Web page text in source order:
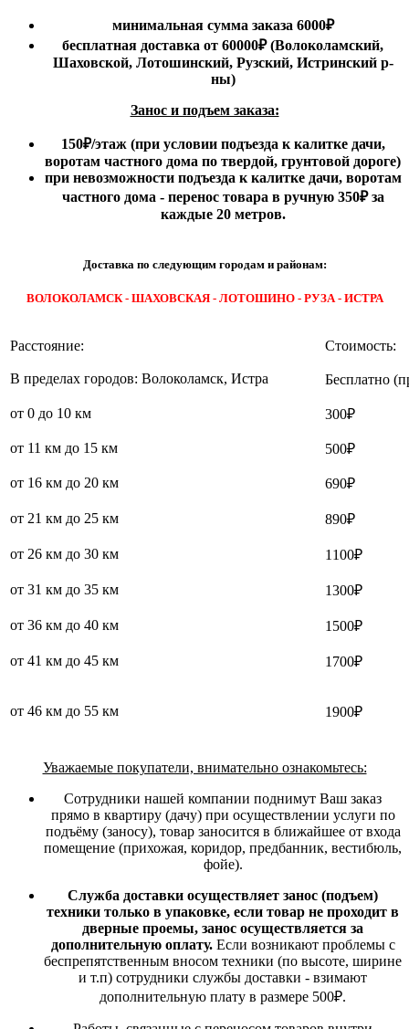
минимальная сумма заказа 6000₽
бесплатная доставка от 60000₽ (Волоколамский,
Шаховской, Лотошинский, Рузский, Истринский р-
ны)
Занос и подъем заказа:
150₽/этаж(при условии подъезда к калитке дачи,
воротам частного дома по твердой, грунтовой дороге)
при невозможности подъезда к калитке дачи, воротам
частного дома - перенос товара в ручную 350₽ за
каждые 20 метров.
Доставка по следующим городам и районам:
ВОЛОКОЛАМСК - ШАХОВСКАЯ - ЛОТОШИНО - РУЗА - ИСТРА
Расстояние: Стоимость:
В пределах городов: Волоколамск, Истра Бесплатно
от 0 до 10 км 300₽
от 11 км до 15 км 500₽
от 16 км до 20 км 690₽
от 21 км до 25 км 890₽
от 26 км до 30 км 1100₽
от 31 км до 35 км 1300₽
от 36 км до 40 км 1500₽
от 41 км до 45 км 1700₽
от 46 км до 55 км 1900₽
Уважаемые покупатели, внимательно ознакомьтесь:
Сотрудники нашей компании поднимут Ваш заказ
прямо в квартиру (дачу) при осуществлении услуги по
подъёму (заносу), товар заносится в ближайшее от входа
помещение (прихожая, коридор, предбанник, вестибюль,
фойе).
Служба доставки осуществляет занос (подъем)
техники только в упаковке, если товар не проходит в
дверные проемы, занос осуществляется за
дополнительную оплату. Если возникают проблемы с
беспрепятственным вносом техники (по высоте, ширине
и т.п) сотрудники службы доставки - взимают
дополнительную плату в размере 500₽.